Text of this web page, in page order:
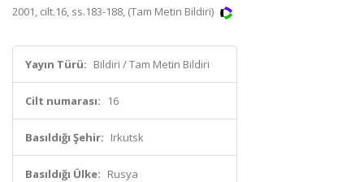
2001, cilt.16, ss.183-188, (Tam Metin Bildiri)
Yayın Türü: Bildiri / Tam Metin Bildiri
Cilt numarası: 16
Basıldığı Şehir: Irkutsk
Basıldığı Ülke: Rusya